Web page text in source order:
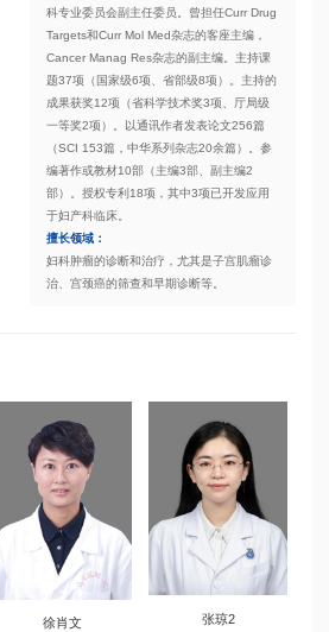
科专业委员会副主任委员。曾担任Curr Drug
Targets和Curr Mol Med杂志的客座主编，
Cancer Manag Res杂志的副主编。主持课
题37项（国家级6项、省部级8项）。主持的
成果获奖12项（省科学技术奖3项、厅局级
一等奖2项）。以通讯作者发表论文256篇
（SCI 153篇，中华系列杂志20余篇）。参
编著作或教材10部（主编3部、副主编2
部）。授权专利18项，其中3项已开发应用
于妇产科临床。
擅长领域：
妇科肿瘤的诊断和治疗，尤其是子宫肌瘤诊
治、宫颈癌的筛查和早期诊断等。
徐肖文 张琼2